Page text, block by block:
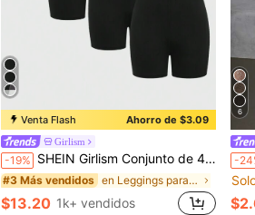
Venta Flash Ahorro de $3.09
Girlism
-19% SHEIN Girlism Conjunto de 4 piezas para adolescentes de leggings, shorts de ciclista y mallas versátiles casual/ropa de estar en casa/combinable/ activewear en color negro, compra 1 y llévate 4 gratis
#3 Más vendidos en Leggings para chicas adolescentes
$13.20 1k+ vendidos
6
-